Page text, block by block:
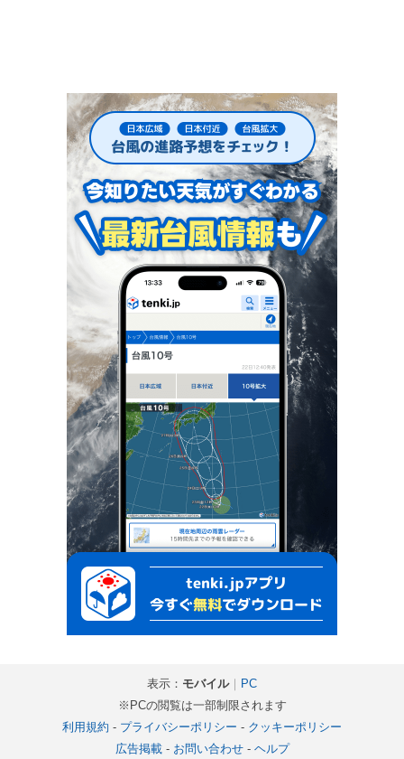
表示： モバイル｜ PC
※PCの閲覧は一部制限されます
利用規約 - プライバシーポリシー - クッキーポリシー
広告掲載- お問い合わせ- ヘルプ